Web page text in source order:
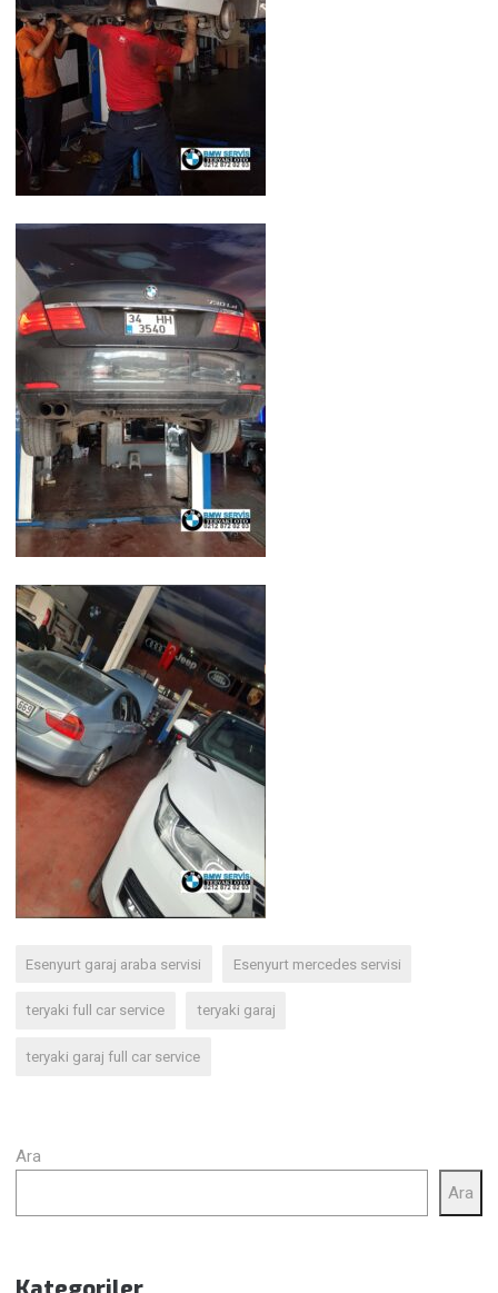
Esenyurt garaj araba servisi Esenyurt mercedes servisi
teryaki full car service teryaki garaj
teryaki garaj full car service
Ara
Ara